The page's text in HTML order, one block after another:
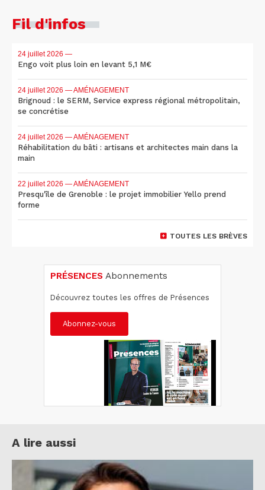
Fil d'infos
24 juillet 2026 —
Engo voit plus loin en levant 5,1 M€
24 juillet 2026 — AMÉNAGEMENT
Brignoud : le SERM, Service express régional métropolitain,
se concrétise
24 juillet 2026 — AMÉNAGEMENT
Réhabilitation du bâti : artisans et architectes main dans la
main
22 juillet 2026 — AMÉNAGEMENT
Presqu'île de Grenoble : le projet immobilier Yello prend
forme
TOUTES LES BRÈVES
PRÉSENCES Abonnements
Découvrez toutes les offres de Présences
Abonnez-vous
A lire aussi